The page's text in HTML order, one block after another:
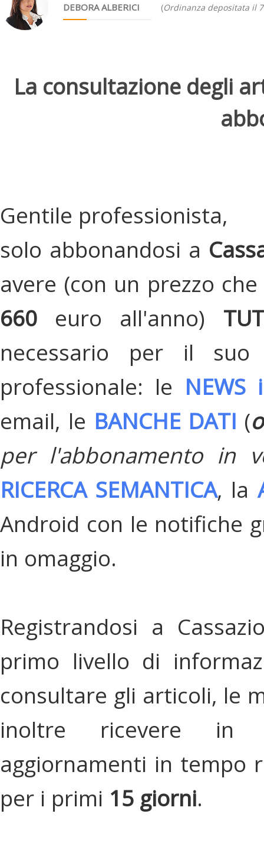
DEBORA ALBERICI (Ordinanza depositata il
La consultazione degli
Gentile professionista,
solo abbonandosi a
avere (con un prezzo
660 euro all'anno)
necessario per il suo
professionale: le
email, le BANCHE DATI (
per l'abbonamento in
RICERCA SEMANTICA, la
Android con le notifiche
in omaggio.
Registrandosi a
primo livello di
consultare gli articoli, le
inoltre ricevere in
aggiornamenti in tempo
per i primi 15 giorni.